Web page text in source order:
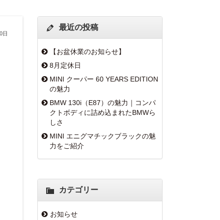
日
最近の投稿
【お盆休業のお知らせ】
8月定休日
MINI クーパー 60 YEARS EDITION
の魅力
BMW 130i（E87）の魅力｜コンパ
クトボディに詰め込まれたBMWら
しさ
MINI エニグマチックブラックの魅
力をご紹介
カテゴリー
お知らせ